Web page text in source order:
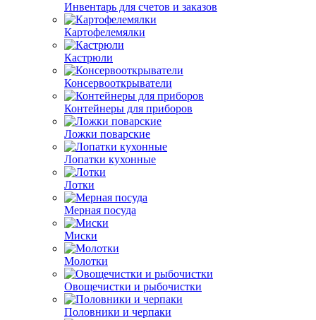
Инвентарь для счетов и заказов
Картофелемялки
Кастрюли
Консервооткрыватели
Контейнеры для приборов
Ложки поварские
Лопатки кухонные
Лотки
Мерная посуда
Миски
Молотки
Овощечистки и рыбочистки
Половники и черпаки